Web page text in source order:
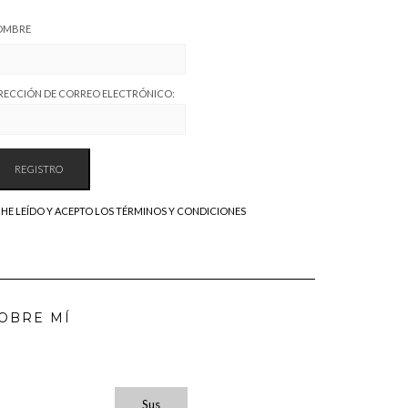
DE CORREO ELECTRÓNICO:
HE LEÍDO Y ACEPTO LOS TÉRMINOS Y CONDICIONES
MÍ
Sus